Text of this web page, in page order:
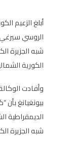
أبلغ الزعيم
الروسي سيرغي
شبه الجزيرة
الكورية
وأفادت
بيونغيانغ
الديمقراطية
شبه الجزيرة